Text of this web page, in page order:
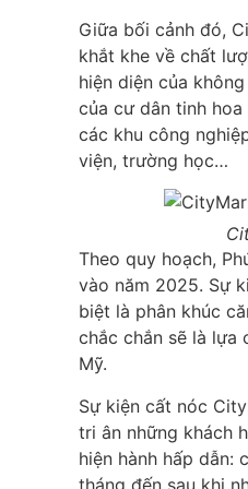
Giữa bối cảnh đó,
khắt khe về chất
hiện diện của
của cư dân tinh
các khu công
viện, trường học…
Theo quy hoạch,
vào năm 2025. Sự
biệt là phân khúc
chắc chắn sẽ là lựa
Mỹ.
Sự kiện cất nóc
tri ân những khách
hiện hành hấp dẫn:
tháng đến sau khi